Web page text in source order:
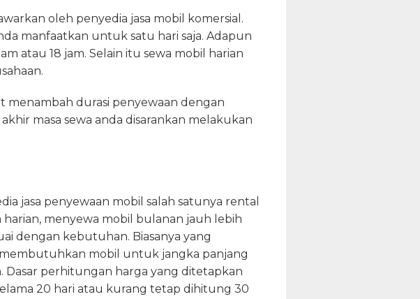
oleh penyedia jasa mobil komersial.
manfaatkan untuk satu hari saja. Adapun
atau 18 jam. Selain itu sewa mobil harian
menambah durasi penyewaan dengan
masa sewa anda disarankan melakukan
jasa penyewaan mobil salah satunya rental
menyewa mobil bulanan jauh lebih
dengan kebutuhan. Biasanya yang
mobil untuk jangka panjang
perhitungan harga yang ditetapkan
20 hari atau kurang tetap dihitung 30